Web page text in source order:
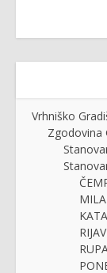
Vrhniško
Zgodovina